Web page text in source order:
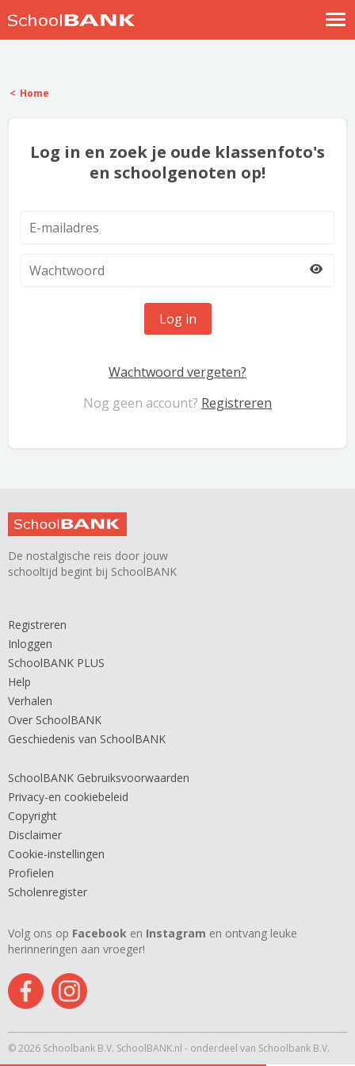
Help
Home
Log in en zoek je oude klassenfoto's
en schoolgenoten op!
Log in
Wachtwoord vergeten?
Nog geen account? Registreren
De nostalgische reis door jouw
schooltijd begint bij SchoolBANK
Registreren
Inloggen
SchoolBANK PLUS
Help
Verhalen
Over SchoolBANK
Geschiedenis van SchoolBANK
SchoolBANK Gebruiksvoorwaarden
Privacy-en cookiebeleid
Copyright
Disclaimer
Cookie-instellingen
Profielen
Scholenregister
Volg ons op Facebook en Instagram en ontvang leuke
herinneringen aan vroeger!
© 2026 Schoolbank B.V. SchoolBANK.nl - onderdeel van Schoolbank B.V.